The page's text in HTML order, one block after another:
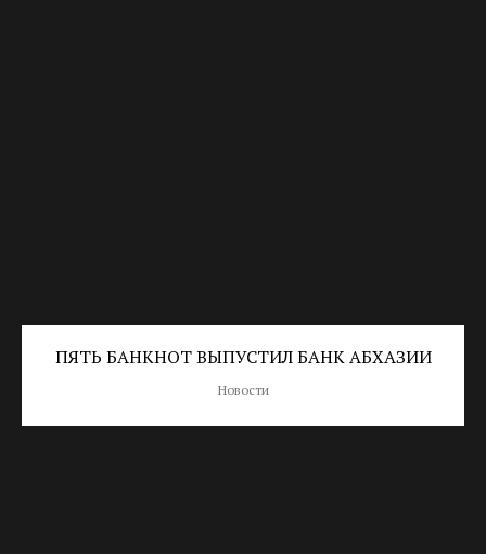
ПЯТЬ БАНКНОТ ВЫПУСТИЛ БАНК АБХАЗИИ
Новости